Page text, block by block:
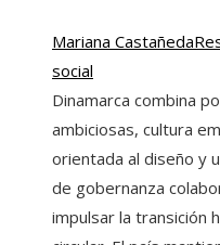
Mariana Castañeda
social
Dinamarca combina
ambiciosas, cultura
orientada al diseño y
de gobernanza
impulsar la transición